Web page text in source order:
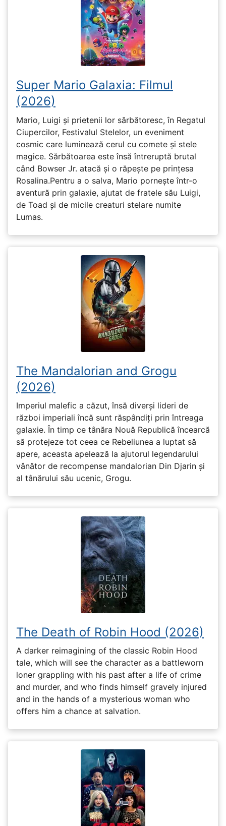
Super Mario Galaxia: Filmul
(2026)
Mario, Luigi și prietenii lor sărbătoresc, în Regatul
Ciupercilor, Festivalul Stelelor, un eveniment
cosmic care luminează cerul cu comete și stele
magice. Sărbătoarea este însă întreruptă brutal
când Bowser Jr. atacă și o răpește pe prinţesa
Rosalina.Pentru a o salva, Mario pornește într-o
aventură prin galaxie, ajutat de fratele său Luigi,
de Toad și de micile creaturi stelare numite
Lumas.
The Mandalorian and Grogu
(2026)
Imperiul malefic a căzut, însă diverși lideri de
război imperiali încă sunt răspândiți prin întreaga
galaxie. În timp ce tânăra Nouă Republică încearcă
să protejeze tot ceea ce Rebeliunea a luptat să
apere, aceasta apelează la ajutorul legendarului
vânător de recompense mandalorian Din Djarin și
al tânărului său ucenic, Grogu.
The Death of Robin Hood (2026)
A darker reimagining of the classic Robin Hood
tale, which will see the character as a battleworn
loner grappling with his past after a life of crime
and murder, and who finds himself gravely injured
and in the hands of a mysterious woman who
offers him a chance at salvation.